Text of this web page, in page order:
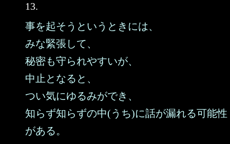
13.
事を起そうというときには、
みな緊張して、
秘密も守られやすいが、
中止となると、
つい気にゆるみができ、
知らず知らずの中(うち)に話が漏れる可能性
がある。